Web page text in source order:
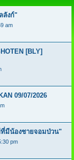
ลังก์"
am
[BLY]
09/07/2026
ที่มีน้องชายจอมป่วน"
pm